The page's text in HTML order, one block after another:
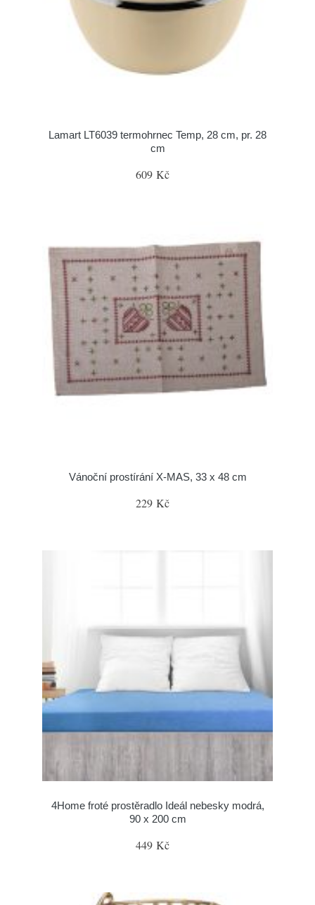
Lamart LT6039 termohrnec Temp, 28 cm, pr. 28
cm
609 Kč
Vánoční prostírání X-MAS, 33 x 48 cm
229 Kč
4Home froté prostěradlo Ideál nebesky modrá,
90 x 200 cm
449 Kč